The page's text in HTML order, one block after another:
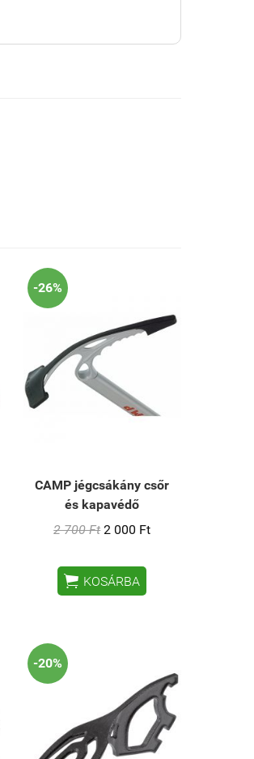
-26%
CAMP jégcsákány csőr
és kapavédő
2 700 Ft 2 000 Ft
 KOSÁRBA
-20%